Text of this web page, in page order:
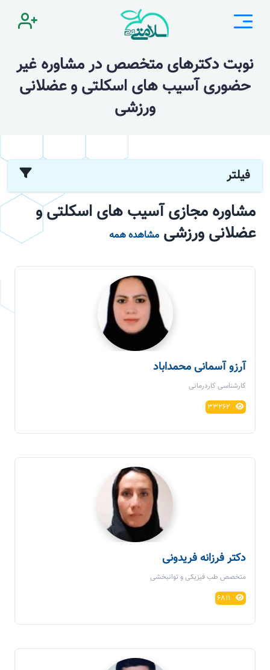
نوبت دکترهای متخصص در مشاوره غیر
حضوری آسیب های اسکلتی و عضلانی
ورزشی
فیلتر
مشاوره مجازی آسیب های اسکلتی و
عضلانی ورزشی مشاهده همه
آرزو آسمانی محمداباد
کارشناسی کاردرمانی
دکتر فرزانه فریدونی
متخصص طب فیزیکی و توانبخشی